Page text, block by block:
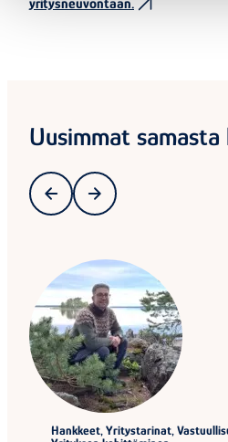
yritysneuvontaan.
Uusimmat
Hankkeet, Yritystarinat,